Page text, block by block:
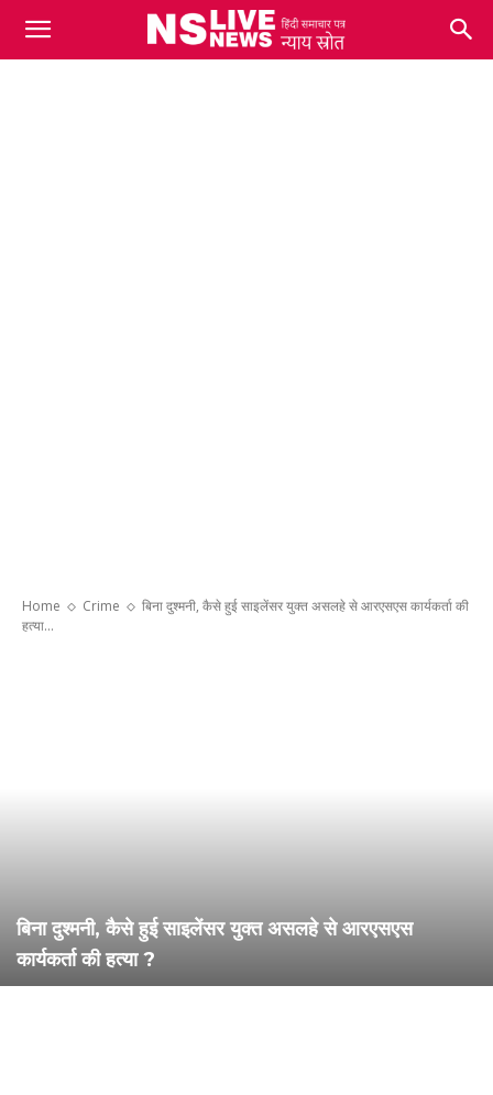
Home Crime
बिना दुश्मनी, कैसे हुई साइलेंसर युक्त असलहे से आरएसएस कार्यकर्ता की
हत्या...
बिना दुश्मनी, कैसे हुई साइलेंसर युक्त असलहे से आरएसएस
कार्यकर्ता की हत्या ?